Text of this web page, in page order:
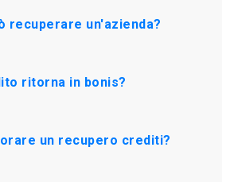
recuperare un'azienda?
ritorna in bonis?
un recupero crediti?